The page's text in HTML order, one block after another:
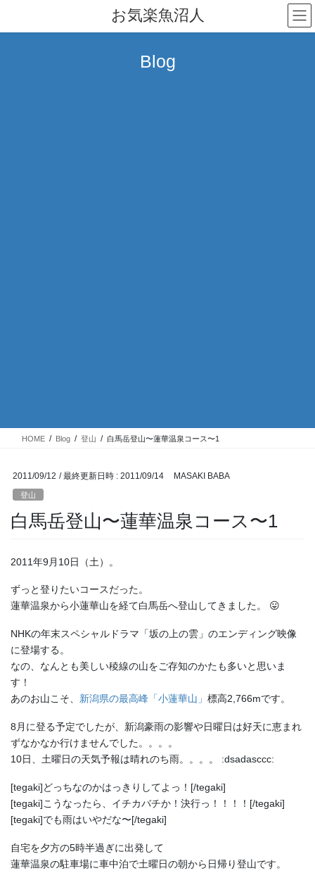
テ
ゲ
お気楽魚沼人
Blog
HOME Blog 登山 白馬岳登山〜蓮華温泉コース〜1
2011/09/12 / 最終更新日時 : 2011/09/14 MASAKI BABA
登山
白馬岳登山〜蓮華温泉コース〜1
2011年9月10日（土）。
ずっと登りたいコースだった。
蓮華温泉から小蓮華山を経て白馬岳へ登山してきました。 😛
NHKの年末スペシャルドラマ「坂の上の雲」のエンディング映像
に登場する。
なの、なんとも美しい稜線の山をご存知のかたも多いと思いま
す！
あのお山こそ、 新潟県の最高峰「小蓮華山」 標高2,766mです。
8月に登る予定でしたが、新潟豪雨の影響や日曜日は好天に恵まれ
ずなかなか行けませんでした。。。。
10日、土曜日の天気予報は晴れのち雨。。。。 :dsadasccc:
[tegaki]どっちなのかはっきりしてよっ！[/tegaki]
[tegaki]こうなったら、イチカバチか！決行っ！！！！[/tegaki]
[tegaki]でも雨はいやだな〜[/tegaki]
自宅を夕方の5時半過ぎに出発して
蓮華温泉の駐車場に車中泊で土曜日の朝から日帰り登山です。